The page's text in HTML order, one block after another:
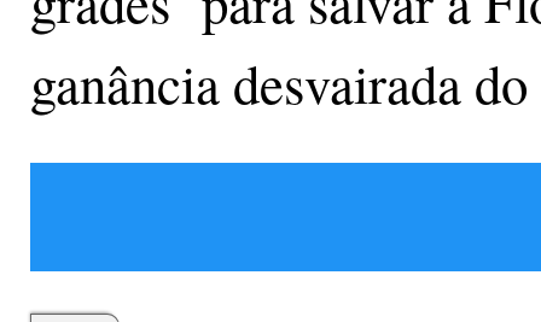
ganância desvairada